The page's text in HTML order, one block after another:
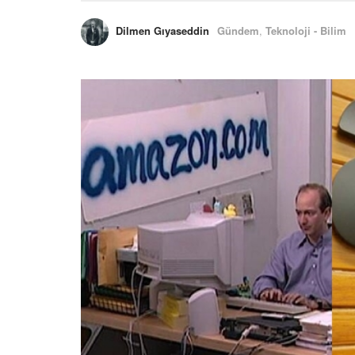
Dilmen Gıyaseddin Gündem, Teknoloji - Bilim